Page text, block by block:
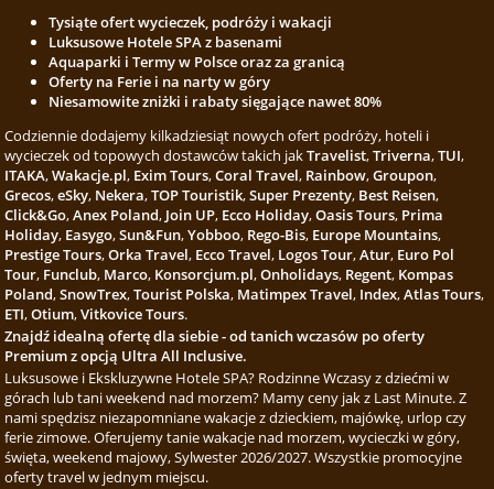
Tysiąte ofert wycieczek, podróży i wakacji
Luksusowe Hotele SPA z basenami
Aquaparki i Termy w Polsce oraz za granicą
Oferty na Ferie i na narty w góry
Niesamowite zniżki i rabaty sięgające nawet 80%
Codziennie dodajemy kilkadziesiąt nowych ofert podróży, hoteli i
wycieczek od topowych dostawców takich jakTravelist,Triverna,TUI,
ITAKA,Wakacje.pl, Exim Tours,Coral Travel, Rainbow,Groupon,
Grecos,eSky, Nekera,TOP Touristik,Super Prezenty, Best Reisen,
Click&Go,Anex Poland, Join UP, Ecco Holiday,Oasis Tours, Prima
Holiday, Easygo,Sun&Fun,Yobboo, Rego-Bis, Europe Mountains,
Prestige Tours,Orka Travel, Ecco Travel, Logos Tour,Atur, Euro Pol
Tour, Funclub, Marco, Konsorcjum.pl,Onholidays, Regent, Kompas
Poland,SnowTrex,Tourist Polska, Matimpex Travel, Index,Atlas Tours,
ETI,Otium,Vitkovice Tours.
Znajdź idealną ofertę dla siebie - od tanich wczasów po oferty
Premium z opcją Ultra All Inclusive.
Luksusowe i Ekskluzywne Hotele SPA? Rodzinne Wczasy z dziećmi w
górach lub tani weekend nad morzem? Mamy ceny jak z Last Minute. Z
nami spędzisz niezapomniane wakacje z dzieckiem, majówkę, urlop czy
ferie zimowe. Oferujemy tanie wakacje nad morzem, wycieczki w góry,
święta, weekend majowy, Sylwester 2026/2027. Wszystkie promocyjne
oferty travel w jednym miejscu.